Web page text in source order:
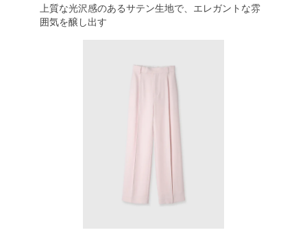
上質な光沢感のあるサテン生地で、エレガントな雰
囲気を醸し出す